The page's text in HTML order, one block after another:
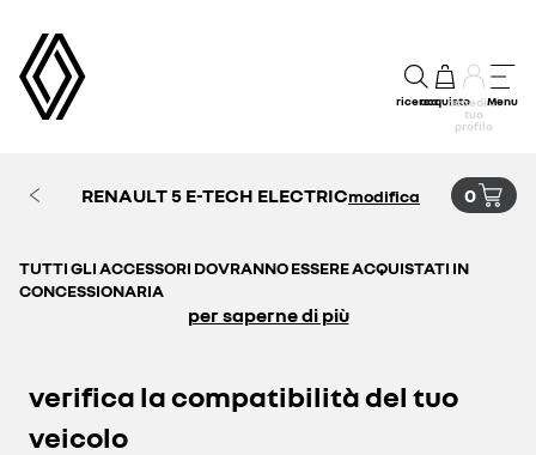
ricercaacquistoaccedi al
tuo
profilo
Menu
RENAULT 5 E-TECH ELECTRICmodifica 0
TUTTI GLI ACCESSORI DOVRANNO ESSERE ACQUISTATI IN
CONCESSIONARIA
per saperne di più
verifica la compatibilità del tuo
veicolo